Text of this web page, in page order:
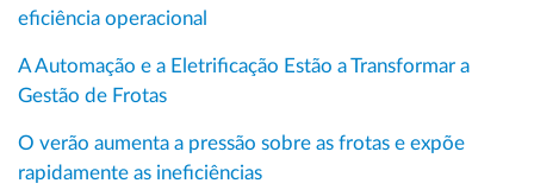
eficiência operacional
A Automação e a Eletrificação Estão a Transformar a
Gestão de Frotas
O verão aumenta a pressão sobre as frotas e expõe
rapidamente as ineficiências